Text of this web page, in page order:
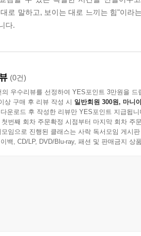
로 말하고, 보이는 대로 느끼는 힘"이라
다.
(0건)
의 우수리뷰를 선정하여 YES포인트 3만원을 드
상 구매 후 리뷰 작성 시 일반회원 300원, 마니
운로드 후 작성한 리뷰만 YES포인트 지급됩니
첫번째 회차 주문확정 시점부터 마지막 회차 주
임으로 진행된 클래스는 사락 독서모임 게시
백, CD/LP, DVD/Blu-ray, 패션 및 판매금지 상